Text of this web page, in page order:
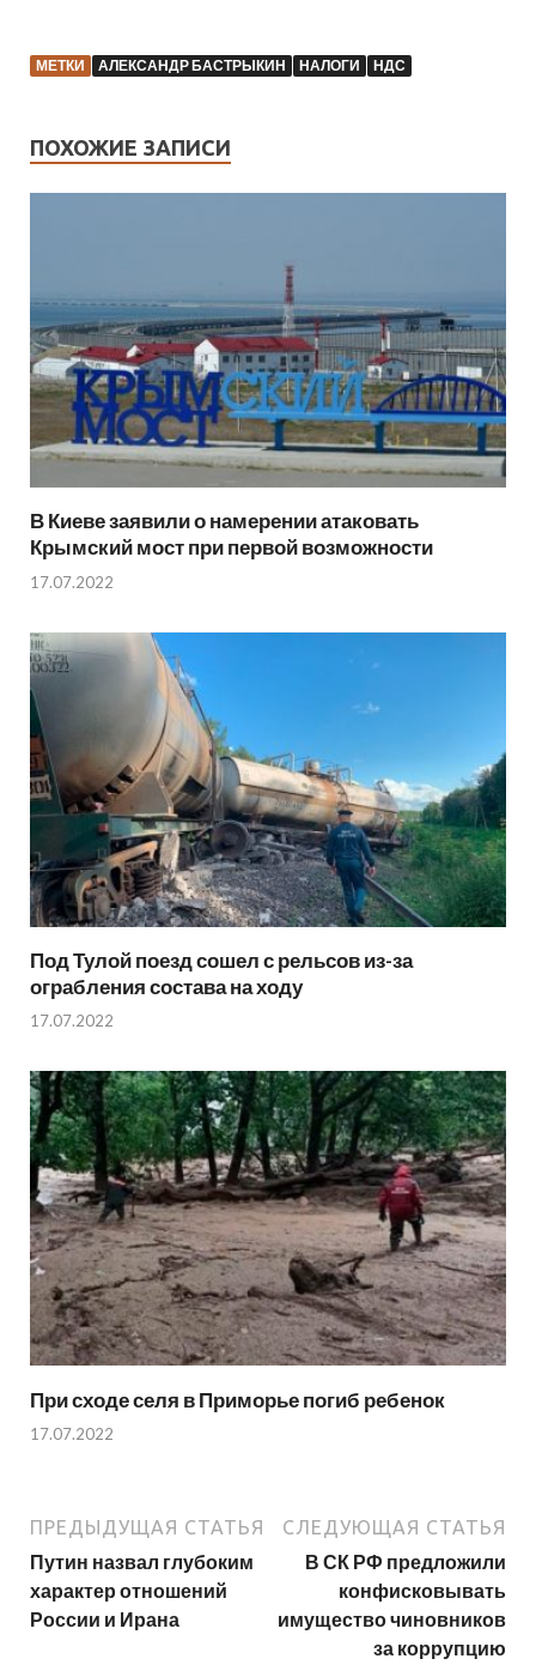
МЕТКИ АЛЕКСАНДР БАСТРЫКИН НАЛОГИ НДС
ПОХОЖИЕ ЗАПИСИ
В Киеве заявили о намерении атаковать
Крымский мост при первой возможности
17.07.2022
Под Тулой поезд сошел с рельсов из-за
ограбления состава на ходу
17.07.2022
При сходе селя в Приморье погиб ребенок
17.07.2022
ПРЕДЫДУЩАЯ СТАТЬЯ
Путин назвал глубоким
характер отношений
России и Ирана
СЛЕДУЮЩАЯ СТАТЬЯ
В СК РФ предложили
конфисковывать
имущество чиновников
за коррупцию